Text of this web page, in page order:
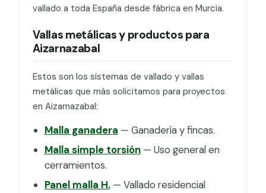
vallado a toda España desde fábrica en Murcia.
Vallas metálicas y productos para
Aizarnazabal
Estos son los sistemas de vallado y vallas
metálicas que más solicitamos para proyectos
en Aizarnazabal:
Malla ganadera — Ganadería y fincas.
Malla simple torsión— Uso general en
cerramientos.
Panel malla H.— Vallado residencial